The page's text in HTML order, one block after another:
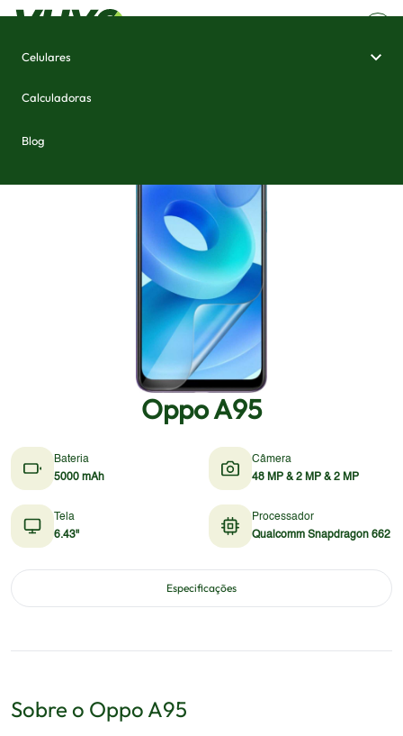
Celulares
Calculadoras
Blog
Oppo A95
Bateria
5000 mAh
Câmera
48 MP & 2 MP & 2 MP
Tela
6.43"
Processador
Qualcomm Snapdragon 662
Especificações
Sobre o Oppo A95